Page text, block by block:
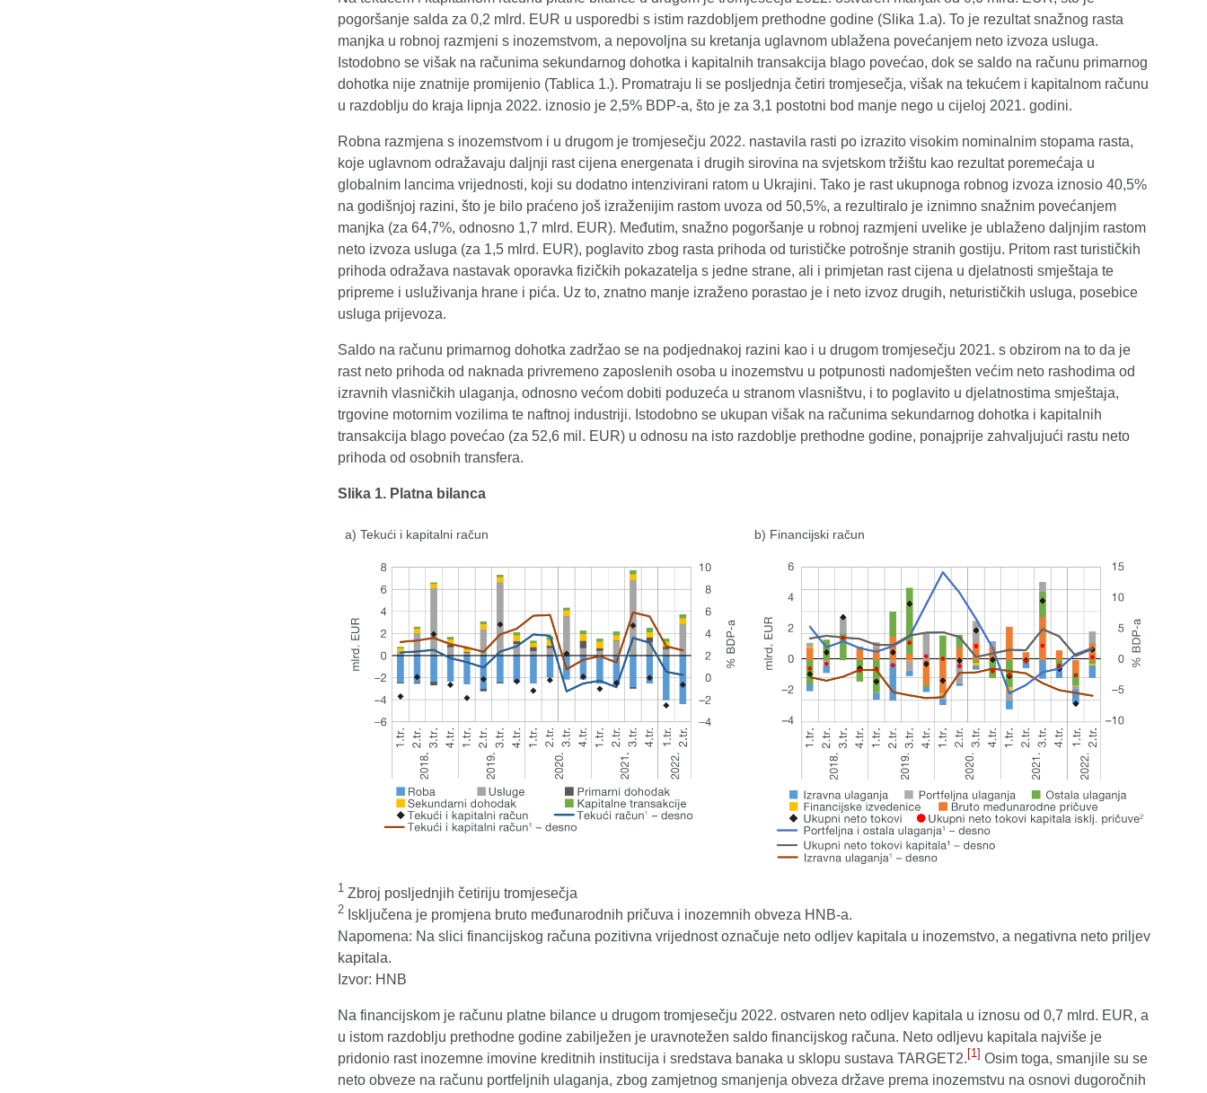
pogoršanje salda za 0,2 mlrd. EUR u usporedbi s istim razdobljem prethodne godine (Slika 1.a). To je rezultat snažnog rasta
manjka u robnoj razmjeni s inozemstvom, a nepovoljna su kretanja uglavnom ublažena povećanjem neto izvoza usluga.
Istodobno se višak na računima sekundarnog dohotka i kapitalnih transakcija blago povećao, dok se saldo na računu primarnog
dohotka nije znatnije promijenio (Tablica 1.). Promatraju li se posljednja četiri tromjesečja, višak na tekućem i kapitalnom računu
u razdoblju do kraja lipnja 2022. iznosio je 2,5% BDP-a, što je za 3,1 postotni bod manje nego u cijeloj 2021. godini.
Robna razmjena s inozemstvom i u drugom je tromjesečju 2022. nastavila rasti po izrazito visokim nominalnim stopama rasta,
koje uglavnom odražavaju daljnji rast cijena energenata i drugih sirovina na svjetskom tržištu kao rezultat poremećaja u
globalnim lancima vrijednosti, koji su dodatno intenzivirani ratom u Ukrajini. Tako je rast ukupnoga robnog izvoza iznosio 40,5%
na godišnjoj razini, što je bilo praćeno još izraženijim rastom uvoza od 50,5%, a rezultiralo je iznimno snažnim povećanjem
manjka (za 64,7%, odnosno 1,7 mlrd. EUR). Međutim, snažno pogoršanje u robnoj razmjeni uvelike je ublaženo daljnjim rastom
neto izvoza usluga (za 1,5 mlrd. EUR), poglavito zbog rasta prihoda od turističke potrošnje stranih gostiju. Pritom rast turističkih
prihoda odražava nastavak oporavka fizičkih pokazatelja s jedne strane, ali i primjetan rast cijena u djelatnosti smještaja te
pripreme i usluživanja hrane i pića. Uz to, znatno manje izraženo porastao je i neto izvoz drugih, neturističkih usluga, posebice
usluga prijevoza.
Saldo na računu primarnog dohotka zadržao se na podjednakoj razini kao i u drugom tromjesečju 2021. s obzirom na to da je
rast neto prihoda od naknada privremeno zaposlenih osoba u inozemstvu u potpunosti nadomješten većim neto rashodima od
izravnih vlasničkih ulaganja, odnosno većom dobiti poduzeća u stranom vlasništvu, i to poglavito u djelatnostima smještaja,
trgovine motornim vozilima te naftnoj industriji. Istodobno se ukupan višak na računima sekundarnog dohotka i kapitalnih
transakcija blago povećao (za 52,6 mil. EUR) u odnosu na isto razdoblje prethodne godine, ponajprije zahvaljujući rastu neto
prihoda od osobnih transfera.
Slika 1. Platna bilanca
a) Tekući i kapitalni račun b) Financijski račun
1 Zbroj posljednjih četiriju tromjesečja
2 Isključena je promjena bruto međunarodnih pričuva i inozemnih obveza HNB-a.
Napomena: Na slici financijskog računa pozitivna vrijednost označuje neto odljev kapitala u inozemstvo, a negativna neto priljev
kapitala.
Izvor: HNB
Na financijskom je računu platne bilance u drugom tromjesečju 2022. ostvaren neto odljev kapitala u iznosu od 0,7 mlrd. EUR, a
u istom razdoblju prethodne godine zabilježen je uravnotežen saldo financijskog računa. Neto odljevu kapitala najviše je
pridonio rast inozemne imovine kreditnih institucija i sredstava banaka u sklopu sustava TARGET2. [1] Osim toga, smanjile su se
neto obveze na računu portfeljnih ulaganja, zbog zamjetnog smanjenja obveza države prema inozemstvu na osnovi dugoročnih